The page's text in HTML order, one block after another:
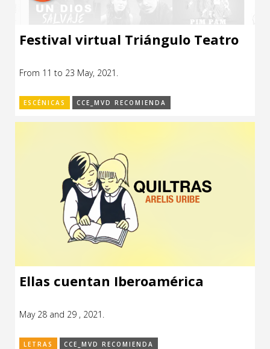
Festival virtual Triángulo Teatro
From 11 to 23 May, 2021.
ESCÉNICAS CCE_MVD RECOMIENDA
Ellas cuentan Iberoamérica
May 28 and 29 , 2021.
LETRAS CCE_MVD RECOMIENDA